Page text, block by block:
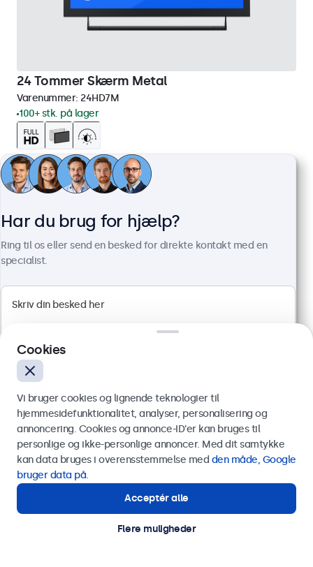
24 Tommer Skærm Metal
Varenummer: 24HD7M
100+ stk. på lager
1920 x 1080 opløsning (Full HD)
HDMI, VGA, BNC og RCA
Montering: skrivebord, indbygget, væg
Ydermål: 560 x 337 x 41 mm
3.849,00 kr.
4.811,25 kr. inkl. moms
27 Tommer Skærm Metal
Har du brug for hjælp?
Ring til os eller send en besked for direkte kontakt med en
specialist.
Send
Eller ring til os på
Kontakt vores specialister.
Cookies
Vi bruger cookies og lignende teknologier til
hjemmesidefunktionalitet, analyser, personalisering og
annoncering. Cookies og annonce-ID’er kan bruges til
personlige og ikke-personlige annoncer. Med dit samtykke
kan data bruges i overensstemmelse med den måde, Google
bruger data på.
Acceptér alle
Flere muligheder